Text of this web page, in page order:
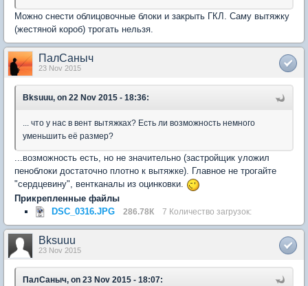
Можно снести облицовочные блоки и закрыть ГКЛ. Саму вытяжку
(жестяной короб) трогать нельзя.
ПалСаныч
23 Nov 2015
Bksuuu, on 22 Nov 2015 - 18:36:
... что у нас в вент вытяжках? Есть ли возможность немного
уменьшить её размер?
...возможность есть, но не значительно (застройщик уложил
пеноблоки достаточно плотно к вытяжке). Главное не трогайте
"сердцевину", вентканалы из оцинковки.
Прикрепленные файлы
DSC_0316.JPG
286.78К 7 Количество загрузок:
Bksuuu
23 Nov 2015
ПалСаныч, on 23 Nov 2015 - 18:07: